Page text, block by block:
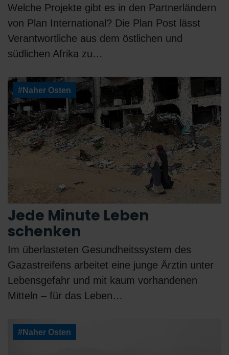
Welche Projekte gibt es in den Partnerländern
von Plan International? Die Plan Post lässt
Verantwortliche aus dem östlichen und
südlichen Afrika zu…
#Naher Osten
Jede Minute Leben
schenken
Im überlasteten Gesundheitssystem des
Gazastreifens arbeitet eine junge Ärztin unter
Lebensgefahr und mit kaum vorhandenen
Mitteln – für das Leben…
#Naher Osten